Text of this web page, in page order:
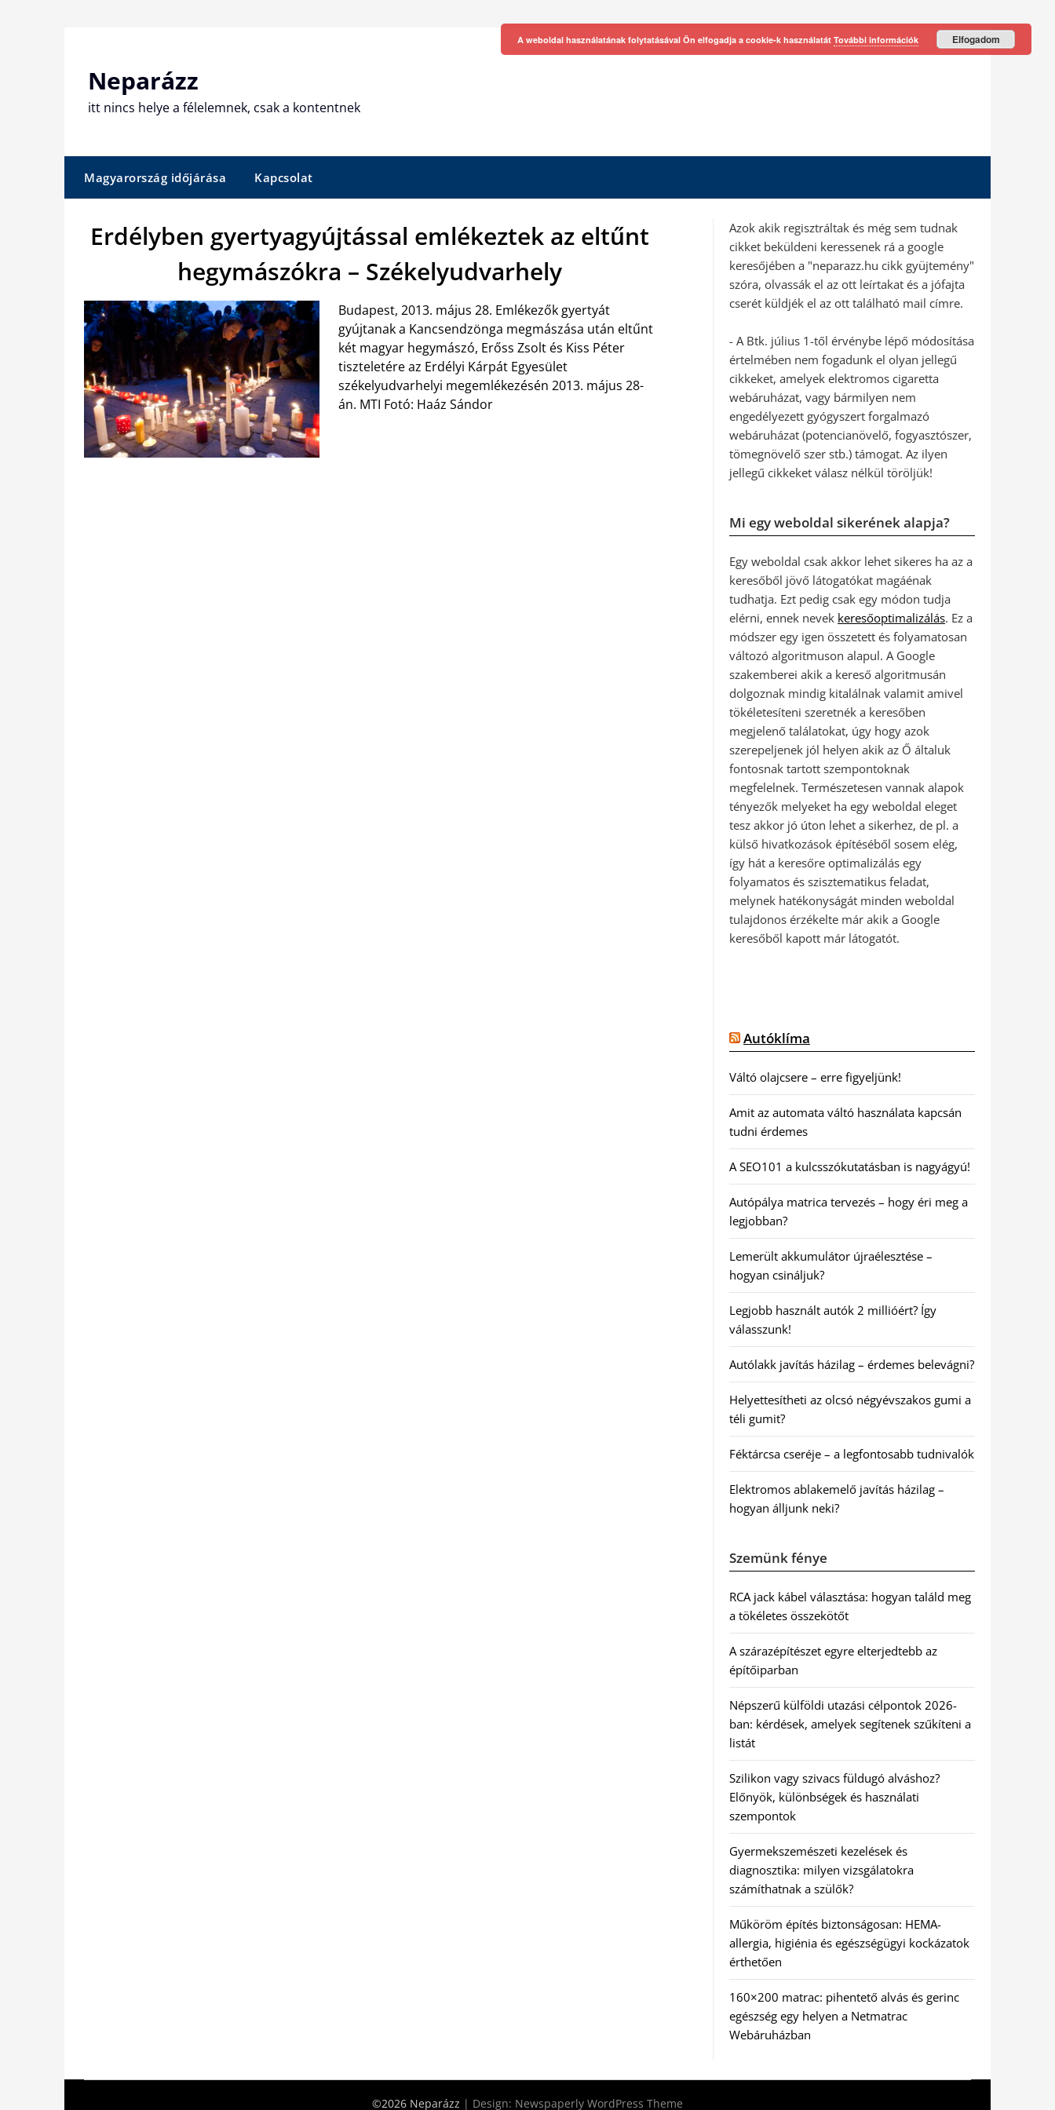
Neparázz
itt nincs helye a félelemnek, csak a kontentnek
Magyarország időjárása Kapcsolat
Erdélyben gyertyagyújtással emlékeztek az eltűnt
hegymászókra – Székelyudvarhely
Budapest, 2013. május 28. Emlékezők gyertyát
gyújtanak a Kancsendzönga megmászása után eltűnt
két magyar hegymászó, Erőss Zsolt és Kiss Péter
tiszteletére az Erdélyi Kárpát Egyesület
székelyudvarhelyi megemlékezésén 2013. május 28-
án. MTI Fotó: Haáz Sándor
Azok akik regisztráltak és még sem tudnak
cikket beküldeni keressenek rá a google
keresőjében a "neparazz.hu cikk gyüjtemény"
szóra, olvassák el az ott leírtakat és a jófajta
cserét küldjék el az ott található mail címre.
- A Btk. július 1-től érvénybe lépő módosítása
értelmében nem fogadunk el olyan jellegű
cikkeket, amelyek elektromos cigaretta
webáruházat, vagy bármilyen nem
engedélyezett gyógyszert forgalmazó
webáruházat (potencianövelő, fogyasztószer,
tömegnövelő szer stb.) támogat. Az ilyen
jellegű cikkeket válasz nélkül töröljük!
Mi egy weboldal sikerének alapja?
Egy weboldal csak akkor lehet sikeres ha az a
keresőből jövő látogatókat magáénak
tudhatja. Ezt pedig csak egy módon tudja
elérni, ennek nevek keresőoptimalizálás. Ez a
módszer egy igen összetett és folyamatosan
változó algoritmuson alapul. A Google
szakemberei akik a kereső algoritmusán
dolgoznak mindig kitalálnak valamit amivel
tökéletesíteni szeretnék a keresőben
megjelenő találatokat, úgy hogy azok
szerepeljenek jól helyen akik az Ő általuk
fontosnak tartott szempontoknak
megfelelnek. Természetesen vannak alapok
tényezők melyeket ha egy weboldal eleget
tesz akkor jó úton lehet a sikerhez, de pl. a
külső hivatkozások építéséből sosem elég,
így hát a keresőre optimalizálás egy
folyamatos és szisztematikus feladat,
melynek hatékonyságát minden weboldal
tulajdonos érzékelte már akik a Google
keresőből kapott már látogatót.
Autóklíma
Váltó olajcsere – erre figyeljünk!
Amit az automata váltó használata kapcsán
tudni érdemes
A SEO101 a kulcsszókutatásban is nagyágyú!
Autópálya matrica tervezés – hogy éri meg a
legjobban?
Lemerült akkumulátor újraélesztése –
hogyan csináljuk?
Legjobb használt autók 2 millióért? Így
válasszunk!
Autólakk javítás házilag – érdemes belevágni?
Helyettesítheti az olcsó négyévszakos gumi a
téli gumit?
Féktárcsa cseréje – a legfontosabb tudnivalók
Elektromos ablakemelő javítás házilag –
hogyan álljunk neki?
Szemünk fénye
RCA jack kábel választása: hogyan találd meg
a tökéletes összekötőt
A szárazépítészet egyre elterjedtebb az
építőiparban
Népszerű külföldi utazási célpontok 2026-
ban: kérdések, amelyek segítenek szűkíteni a
listát
Szilikon vagy szivacs füldugó alváshoz?
Előnyök, különbségek és használati
szempontok
Gyermekszemészeti kezelések és
diagnosztika: milyen vizsgálatokra
számíthatnak a szülők?
Műköröm építés biztonságosan: HEMA-
allergia, higiénia és egészségügyi kockázatok
érthetően
160×200 matrac: pihentető alvás és gerinc
egészség egy helyen a Netmatrac
Webáruházban
©2026 Neparázz | Design: Newspaperly WordPress Theme
A weboldal használatának folytatásával Ön elfogadja a cookie-k használatát További információk Elfogadom